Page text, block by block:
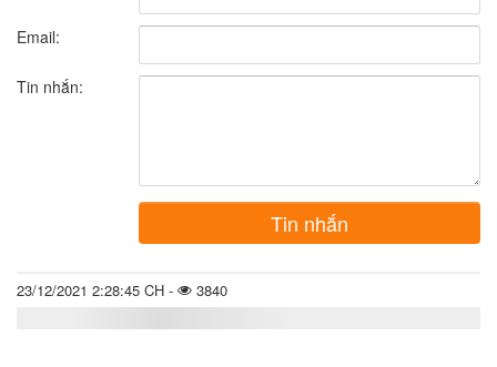
Email:
Tin nhắn:
Tin nhắn
23/12/2021 2:28:45 CH - 3840